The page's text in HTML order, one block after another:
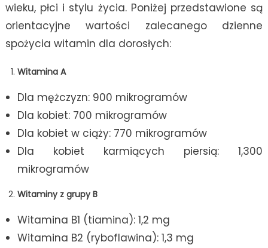
wieku, płci i stylu życia. Poniżej przedstawione są
orientacyjne wartości zalecanego dzienne
spożycia witamin dla dorosłych:
Witamina A
Dla mężczyzn: 900 mikrogramów
Dla kobiet: 700 mikrogramów
Dla kobiet w ciąży: 770 mikrogramów
Dla kobiet karmiących piersią: 1,300
mikrogramów
Witaminy z grupy B
Witamina B1 (tiamina): 1,2 mg
Witamina B2 (ryboflawina): 1,3 mg